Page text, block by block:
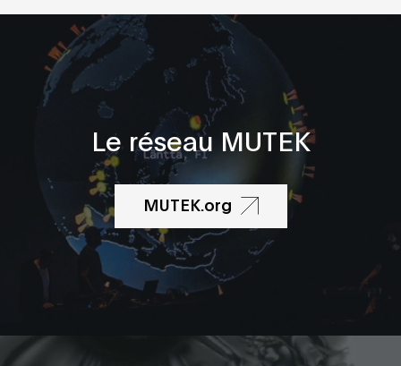
Le réseau MUTEK
MUTEK.org